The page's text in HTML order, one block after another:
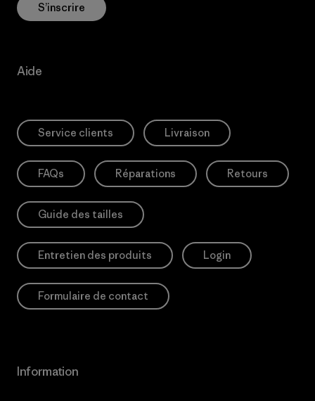
S’inscrire
Aide
Service clients Livraison
FAQs Réparations Retours
Guide des tailles
Entretien des produits Login
Formulaire de contact
Information